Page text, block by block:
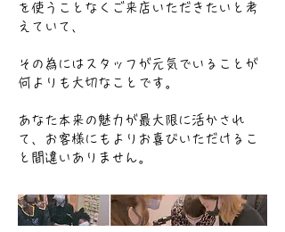
を使うことなくご来店いただきたいと考
えていて、
その為にはスタッフが元気でいることが
何よりも大切なことです。
あなた本来の魅力が最大限に活かされ
て、お客様にもよりお喜びいただけるこ
と間違いありません。